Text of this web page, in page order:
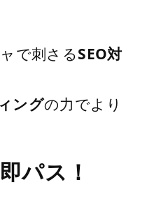
で刺さるSEO対
ングの力でより
パス！